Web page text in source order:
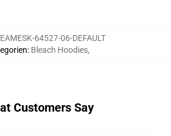
64527-06-DEFAULT
: Bleach Hoodies,
Customers Say